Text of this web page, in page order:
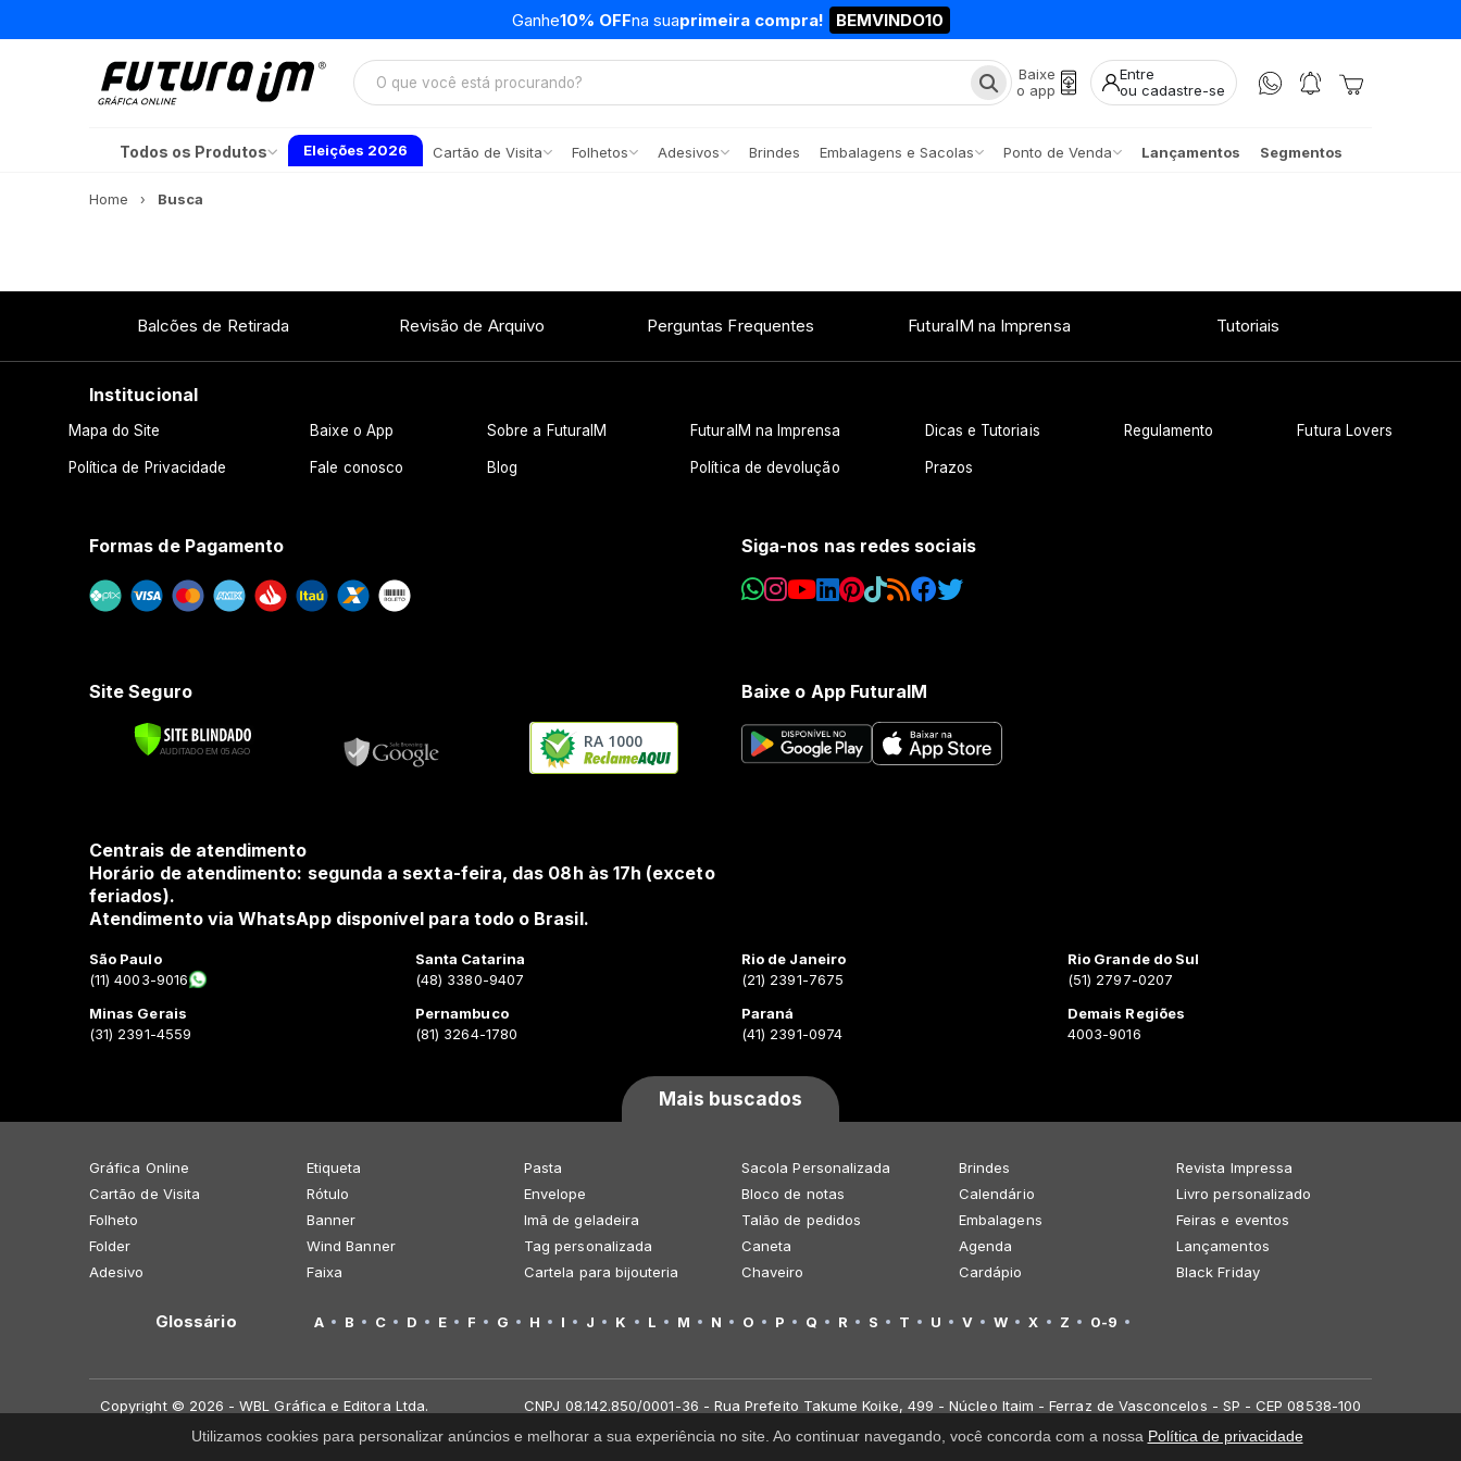
Ganhe10% OFFna suaprimeira compra! BEMVINDO10
Baixe
o app
Entre
ou cadastre-se
Todos os Produtos Eleições 2026 Cartão de Visita Folhetos Adesivos Brindes Embalagens e Sacolas Ponto de Venda Lançamentos Segmentos
Home Busca
Balcões de Retirada Revisão de Arquivo Perguntas Frequentes FuturaIM na Imprensa Tutoriais
Institucional
Mapa do Site Baixe o App Sobre a FuturaIM FuturaIM na Imprensa Dicas e Tutoriais Regulamento Futura Lovers
Política de Privacidade Fale conosco Blog Política de devolução Prazos
Formas de Pagamento Siga-nos nas redes sociais
Site Seguro
RA 1000
Baixe o App FuturaIM
Centrais de atendimento
Horário de atendimento: segunda a sexta-feira, das 08h às 17h (exceto
feriados).
Atendimento via WhatsApp disponível para todo o Brasil.
São Paulo
(11) 4003-9016
Minas Gerais
(31) 2391-4559
Santa Catarina
(48) 3380-9407
Pernambuco
(81) 3264-1780
Rio de Janeiro
(21) 2391-7675
Paraná
(41) 2391-0974
Rio Grande do Sul
(51) 2797-0207
Demais Regiões
4003-9016
Mais buscados
Gráfica Online
Cartão de Visita
Folheto
Folder
Adesivo
Etiqueta
Rótulo
Banner
Wind Banner
Faixa
Pasta
Envelope
Imã de geladeira
Tag personalizada
Cartela para bijouteria
Sacola Personalizada
Bloco de notas
Talão de pedidos
Caneta
Chaveiro
Brindes
Calendário
Embalagens
Agenda
Cardápio
Revista Impressa
Livro personalizado
Feiras e eventos
Lançamentos
Black Friday
Glossário A B C D E F G H I J K L M N O P Q R S T U V W X Z 0-9
Copyright © 2026 - WBL Gráfica e Editora Ltda.
CNPJ 08.142.850/0001-36 - Rua Prefeito Takume Koike, 499 - Núcleo Itaim - Ferraz de Vasconcelos - SP - CEP 08538-100
Utilizamos cookies para personalizar anúncios e melhorar a sua experiência no site. Ao continuar navegando, você concorda com a nossa Política de privacidade